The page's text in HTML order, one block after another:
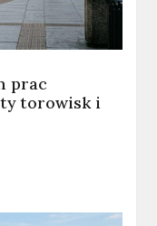
prac
torowisk i